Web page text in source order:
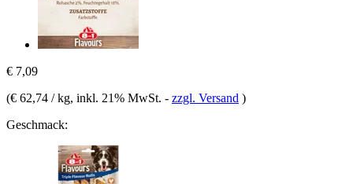
€ 7,09
(€ 62,74 / kg, inkl. 21% MwSt. - zzgl. Versand )
Geschmack: